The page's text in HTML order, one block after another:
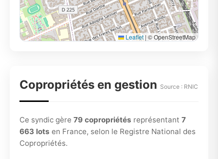
Leaflet | © OpenStreetMap
Copropriétés en gestion Source : RNIC
Ce syndic gère 79 copropriétés représentant 7
663 lots en France, selon le Registre National des
Copropriétés.